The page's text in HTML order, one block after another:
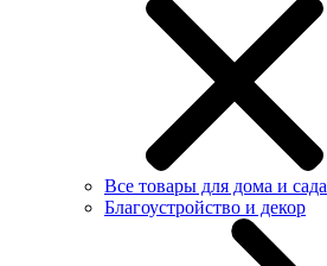
Все товары для дома и сада
Благоустройство и декор